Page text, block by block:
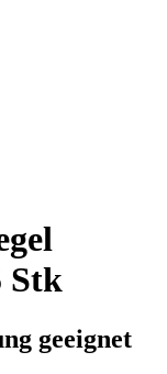
Stk
geeignet